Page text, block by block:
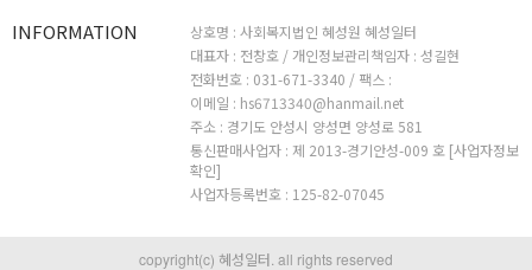
INFORMATION
상호명 : 사회복지법인 혜성원 혜성일터
대표자 : 전창호 / 개인정보관리책임자 : 성길현
전화번호 : 031-671-3340 / 팩스 :
이메일 : hs6713340@hanmail.net
주소 : 경기도 안성시 양성면 양성로 581
통신판매사업자 : 제 2013-경기안성-009 호 [사업자정보
확인]
사업자등록번호 : 125-82-07045
copyright(c) 혜성일터. all rights reserved